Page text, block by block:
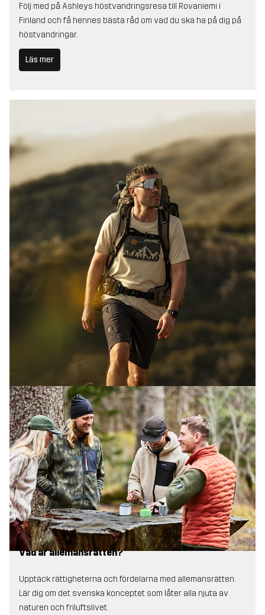
Följ med på Ashleys höstvandringsresa till Rovaniemi i
Finland och få hennes bästa råd om vad du ska ha på dig på
höstvandringar.
Läs mer
Hur du klär dig för sommarvandring
Här hittar du tips på hur du håller dig sval under sommarens
vandringsturer. Lär dig hur du väljer den perfekta outfiten
med allt från andningsförmåga till färgval och fukttransport.
Vad är allemansrätten?
Upptäck rättigheterna och fördelarna med allemansrätten.
Lär dig om det svenska konceptet som låter alla njuta av
naturen och friluftslivet.